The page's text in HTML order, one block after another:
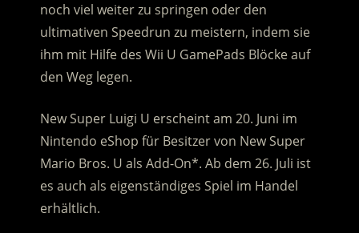
noch viel weiter zu springen oder den
ultimativen Speedrun zu meistern, indem sie
ihm mit Hilfe des Wii U GamePads Blöcke auf
den Weg legen.
New Super Luigi U erscheint am 20. Juni im
Nintendo eShop für Besitzer von New Super
Mario Bros. U als Add-On*. Ab dem 26. Juli ist
es auch als eigenständiges Spiel im Handel
erhältlich.